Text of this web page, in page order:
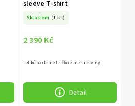
sleeve T-shirt
Skladem (1 ks)
2 390 Kč
Detail
Lehké a odolné tričko z merino vlny